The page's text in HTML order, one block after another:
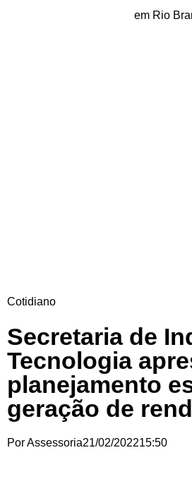
em Rio
Cotidiano
Secretaria de
Tecnologia
planejamento
geração de
PorAssessoria21/02/202215:50